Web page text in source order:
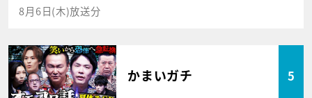
8月6日(木)放送分
かまいガチ 5